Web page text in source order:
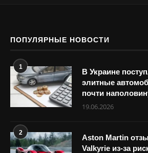
ПОПУЛЯРНЫЕ НОВОСТИ
1
В Украине
элитные
почти
19.06.2026
2
Aston Martin
Valkyrie из-за